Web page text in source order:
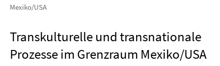
Mexiko/USA
Transkulturelle und transnationale
Prozesse im Grenzraum Mexiko/USA